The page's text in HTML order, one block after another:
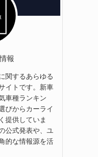
報
関するあらゆる
イトです。新車
車種ランキン
びからカーライ
提供していま
公式発表や、ユ
的な情報源を活